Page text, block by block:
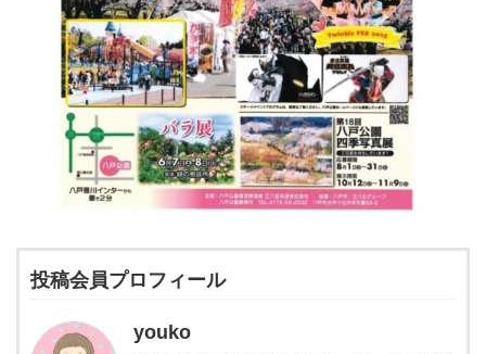
投稿会員プロフィール
youko